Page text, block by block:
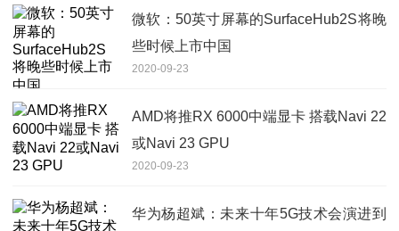
微软：50英寸屏幕的SurfaceHub2S将晚
些时候上市中国
2020-09-23
AMD将推RX 6000中端显卡 搭载Navi 22
或Navi 23 GPU
2020-09-23
华为杨超斌：未来十年5G技术会演进到